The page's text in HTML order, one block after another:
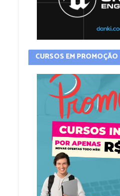
CURSOS EM PROMOÇÃO